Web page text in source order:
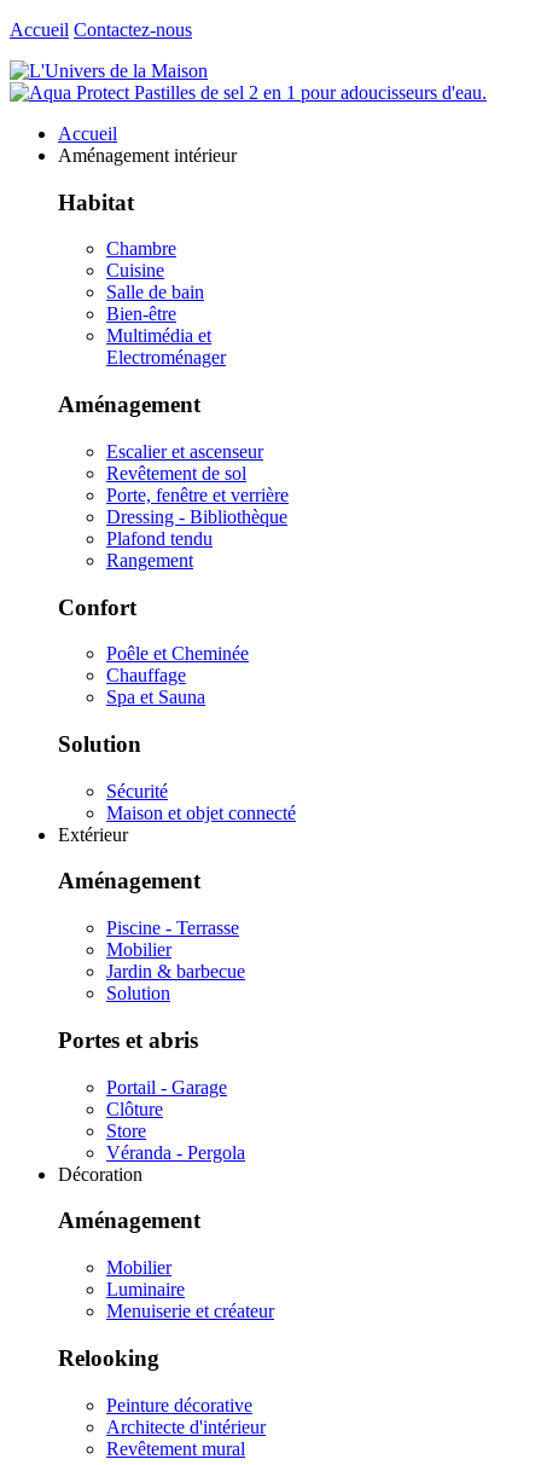
Accueil Contactez-nous
Accueil
Aménagement intérieur
Habitat
Chambre
Cuisine
Salle de bain
Bien-être
Multimédia et
Electroménager
Aménagement
Escalier et ascenseur
Revêtement de sol
Porte, fenêtre et verrière
Dressing - Bibliothèque
Plafond tendu
Rangement
Confort
Poêle et Cheminée
Chauffage
Spa et Sauna
Solution
Sécurité
Maison et objet connecté
Extérieur
Aménagement
Piscine - Terrasse
Mobilier
Jardin & barbecue
Solution
Portes et abris
Portail - Garage
Clôture
Store
Véranda - Pergola
Décoration
Aménagement
Mobilier
Luminaire
Menuiserie et créateur
Relooking
Peinture décorative
Architecte d'intérieur
Revêtement mural